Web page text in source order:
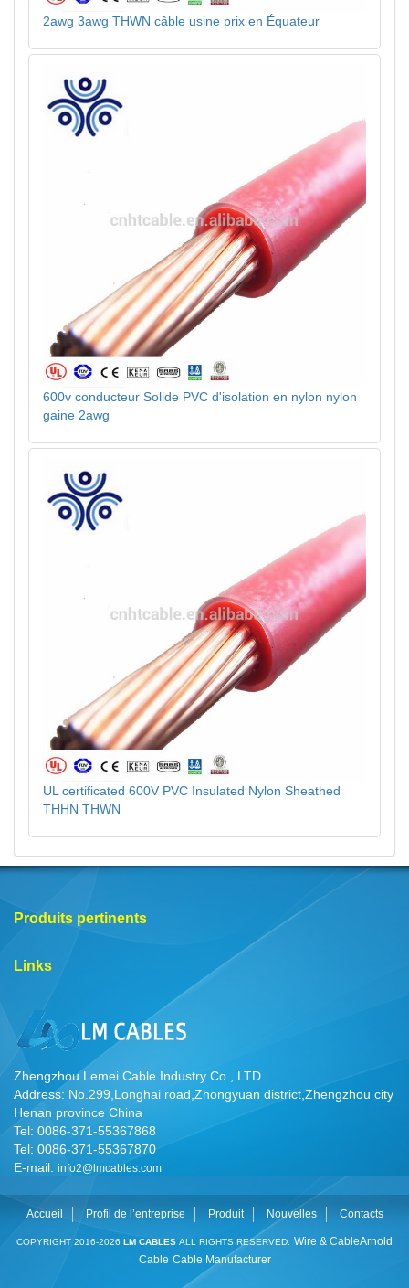
2awg 3awg THWN câble usine prix en Équateur
600v conducteur Solide PVC d'isolation en nylon nylon
gaine 2awg
UL certificated 600V PVC Insulated Nylon Sheathed
THHN THWN
Produits pertinents
Links
Zhengzhou Lemei Cable Industry Co., LTD
Address: No.299,Longhai road,Zhongyuan district,Zhengzhou city
Henan province China
Tel: 0086-371-55367868
Tel: 0086-371-55367870
E-mail: info2@lmcables.com
Accueil Profil de l’entreprise Produit Nouvelles Contacts
COPYRIGHT 2016-2026 LM CABLES ALL RIGHTS RESERVED. Wire & CableArnold
Cable Cable Manufacturer